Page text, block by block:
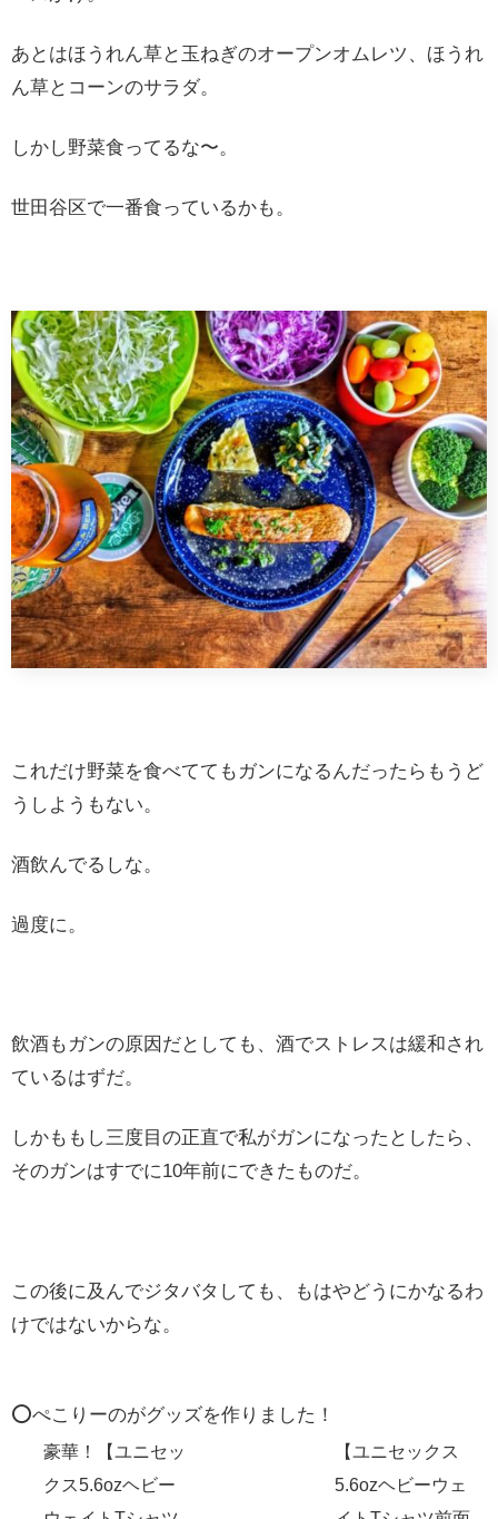
あとはほうれん草と玉ねぎのオープンオムレツ、ほうれ
ん草とコーンのサラダ。
しかし野菜食ってるな〜。
世田谷区で一番食っているかも。
これだけ野菜を食べててもガンになるんだったらもうど
うしようもない。
酒飲んでるしな。
過度に。
飲酒もガンの原因だとしても、酒でストレスは緩和され
ているはずだ。
しかももし三度目の正直で私がガンになったとしたら、
そのガンはすでに10年前にできたものだ。
この後に及んでジタバタしても、もはやどうにかなるわ
けではないからな。
⭕️ぺこりーのがグッズを作りました！
豪華！【ユニセッ
クス5.6ozヘビー
【ユニセックス
5.6ozヘビーウェ